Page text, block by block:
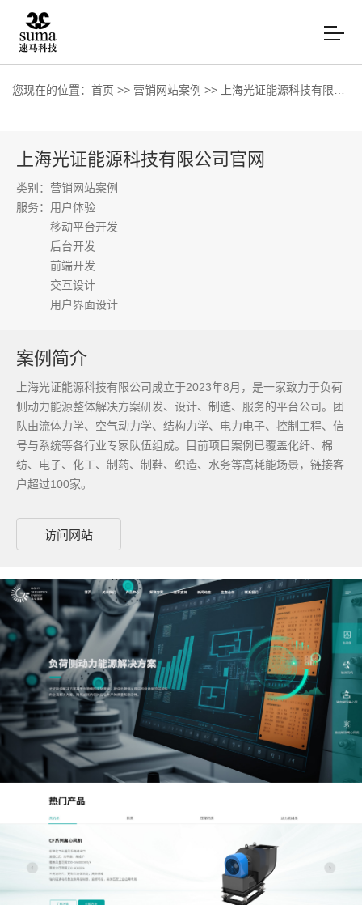
您现在的位置： 首页 >> 营销网站案例 >> 上海光证能源科技有限公司官网
上海光证能源科技有限公司官网
类别：营销网站案例
服务： 用户体验
移动平台开发
后台开发
前端开发
交互设计
用户界面设计
案例简介
上海光证能源科技有限公司成立于2023年8月，是一家致力于负荷
侧动力能源整体解决方案研发、设计、制造、服务的平台公司。团
队由流体力学、空气动力学、结构力学、电力电子、控制工程、信
号与系统等各行业专家队伍组成。目前项目案例已覆盖化纤、棉
纺、电子、化工、制药、制鞋、织造、水务等高耗能场景，链接客
户超过100家。
访问网站